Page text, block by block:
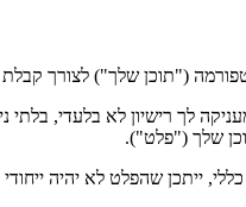
("תוכן שלך") לצורך
לך רישיון לא בלעדי, בלתי
שלך ("פלט").
ייתכן שהפלט לא יהיה